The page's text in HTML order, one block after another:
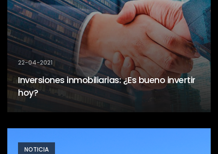
22-04-2021
Inversiones inmobiliarias: ¿Es bueno invertir
hoy?
NOTICIA